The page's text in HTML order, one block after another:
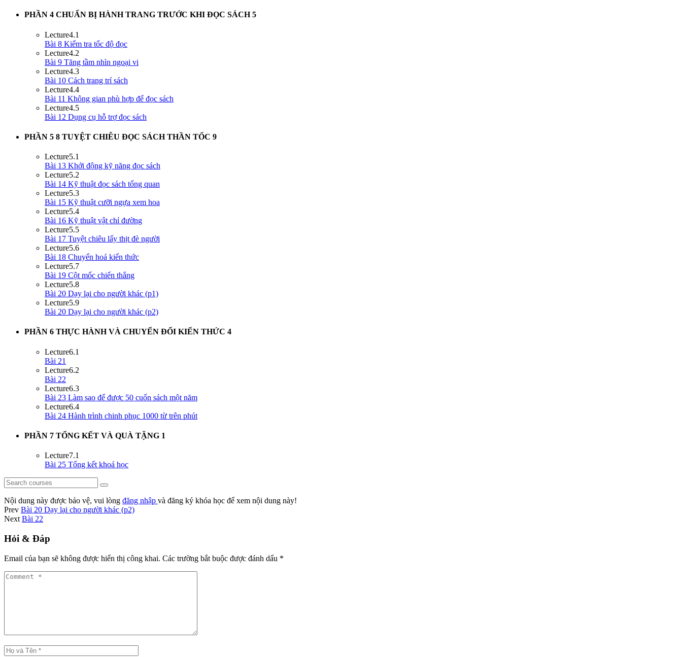
PHẦN 4 CHUẨN BỊ HÀNH TRANG TRƯỚC KHI ĐỌC SÁCH5
Lecture4.1
Bài 8 Kiểm tra tốc độ đọc
Lecture4.2
Bài 9 Tăng tầm nhìn ngoại vi
Lecture4.3
Bài 10 Cách trang trí sách
Lecture4.4
Bài 11 Không gian phù hợp để đọc sách
Lecture4.5
Bài 12 Dụng cụ hỗ trợ đọc sách
PHẦN 5 8 TUYỆT CHIÊU ĐỌC SÁCH THẦN TỐC 9
Lecture5.1
Bài 13 Khởi động kỹ năng đọc sách
Lecture5.2
Bài 14 Kỹ thuật đọc sách tổng quan
Lecture5.3
Bài 15 Kỹ thuật cưỡi ngựa xem hoa
Lecture5.4
Bài 16 Kỹ thuật vật chỉ đường
Lecture5.5
Bài 17 Tuyệt chiêu lấy thịt đè người
Lecture5.6
Bài 18 Chuyển hoá kiến thức
Lecture5.7
Bài 19 Cột mốc chiến thắng
Lecture5.8
Bài 20 Dạy lại cho người khác (p1)
Lecture5.9
Bài 20 Dạy lại cho người khác (p2)
PHẦN 6 THỰC HÀNH VÀ CHUYỂN ĐỔI KIẾN THỨC 4
Lecture6.1
Bài 21
Lecture6.2
Bài 22
Lecture6.3
Bài 23 Làm sao để được 50 cuốn sách một năm
Lecture6.4
Bài 24 Hành trình chinh phục 1000 từ trên phút
PHẦN 7 TỔNG KẾT VÀ QUÀ TẶNG 1
Lecture7.1
Bài 25 Tổng kết khoá học
Nội dung này được bảo vệ, vui lòng đăng nhập và đăng ký khóa học để xem nội dung này!
Prev Bài 20 Dạy lại cho người khác (p2)
Next Bài 22
Hỏi & Đáp
Email của bạn sẽ không được hiển thị công khai. Các trường bắt buộc được đánh dấu *